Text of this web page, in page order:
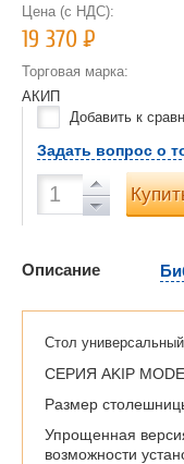
Цена (с НДС):
19 370Р
Торговая марка:
АКИП
Добавить к
Задать вопрос о
Описание
Стол
СЕРИЯ AKIP
Размер
Упрощенная
возможности